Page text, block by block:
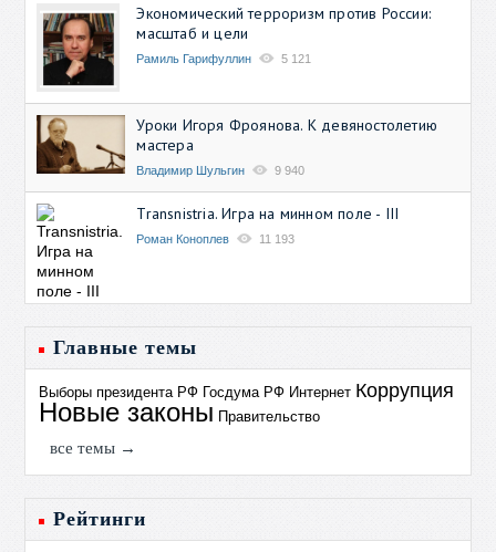
Экономический терроризм против России:
масштаб и цели
Рамиль Гарифуллин 5 121
Уроки Игоря Фроянова. К девяностолетию
мастера
Владимир Шульгин 9 940
Transnistria. Игра на минном поле - III
Роман Коноплев 11 193
Главные темы
Выборы президента РФ Госдума РФ Интернет Коррупция
Новые законы Правительство
все темы →
Рейтинги